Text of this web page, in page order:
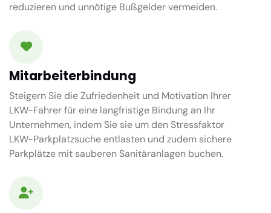
reduzieren und unnötige Bußgelder vermeiden.
Mitarbeiterbindung
Steigern Sie die Zufriedenheit und Motivation Ihrer
LKW-Fahrer für eine langfristige Bindung an Ihr
Unternehmen, indem Sie sie um den Stressfaktor
LKW-Parkplatzsuche entlasten und zudem sichere
Parkplätze mit sauberen Sanitäranlagen buchen.